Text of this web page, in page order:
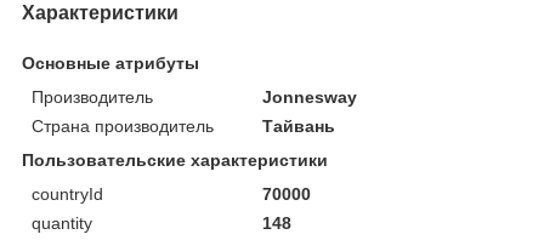
Характеристики
Основные атрибуты
Производитель
Jonnesway
Страна производитель
Тайвань
Пользовательские характеристики
countryId
70000
quantity
148